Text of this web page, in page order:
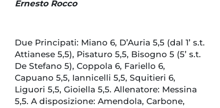
Ernesto Rocco
Due Principati: Miano 6, D’Auria 5,5 (dal 1’ s.t.
Attianese 5,5), Pisaturo 5,5, Bisogno 5 (5’ s.t.
De Stefano 5), Coppola 6, Fariello 6,
Capuano 5,5, Iannicelli 5,5, Squitieri 6,
Liguori 5,5, Gioiella 5,5. Allenatore: Messina
5,5. A disposizione: Amendola, Carbone,